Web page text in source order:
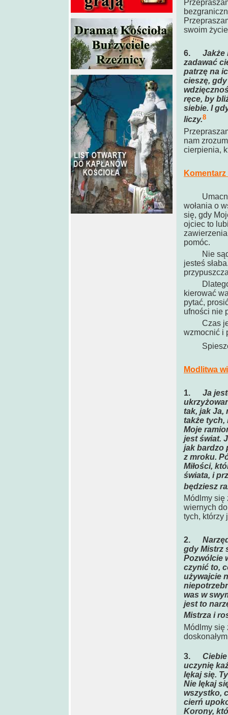
swoim
6. Jakże
zadawać
patrzę na
cieszę, gdy
ręce, by
siebie. I
liczy.8
nam
cierpienia,
Umacniaj
wołania o
się, gdy
ojciec to
pomóc.
Nie sądź,
jesteś
Dlatego
kierować
pytać,
ufności nie
Czas jest
wzmocnić i
Spieszcie
Modlitwa
1. Ja
tak, jak Ja,
także tych,
Moje
jest świat.
jak bardzo
z mroku.
Miłości,
świata, i
będziesz
Módlmy się
wiernych
tych, którzy
2.
gdy Mistrz
Pozwólcie
czynić to,
używajcie
was w
jest to
Mistrza i
Módlmy się
3.
uczynię
lękaj się.
Nie lękaj
wszystko,
cierń
Korony,